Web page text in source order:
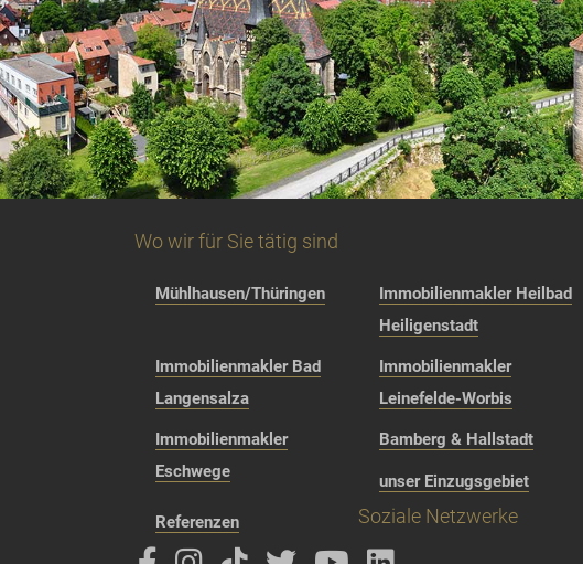
Wo wir für Sie tätig sind
Mühlhausen/Thüringen
Immobilienmakler Heilbad
Heiligenstadt
Immobilienmakler Bad
Langensalza
Immobilienmakler
Leinefelde-Worbis
Immobilienmakler
Eschwege
Bamberg & Hallstadt
unser Einzugsgebiet
Referenzen Soziale Netzwerke